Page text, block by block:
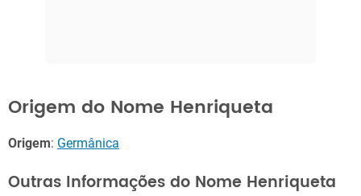
Origem do Nome Henriqueta
Origem: Germânica
Outras Informações do Nome Henriqueta